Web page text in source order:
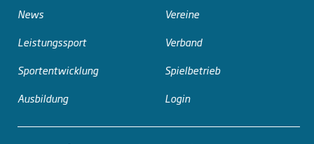
News
Leistungssport
Sportentwicklung
Ausbildung
Vereine
Verband
Spielbetrieb
Login